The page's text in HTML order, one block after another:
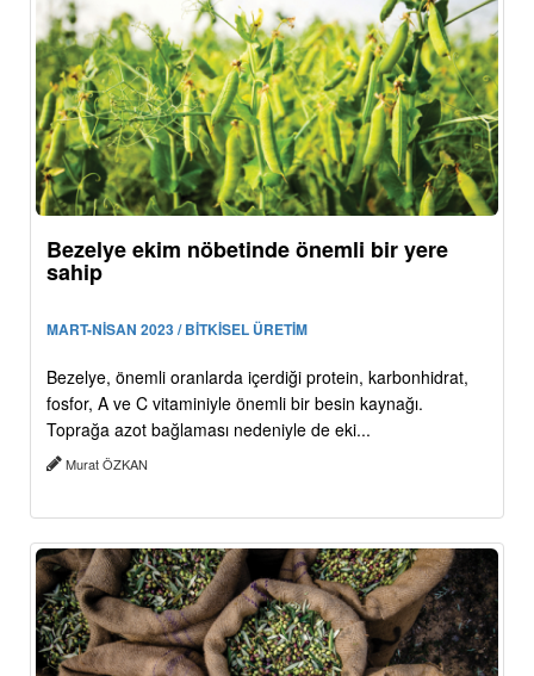
Bezelye ekim nöbetinde önemli bir yere
sahip
MART-NİSAN 2023 / BİTKİSEL ÜRETİM
Bezelye, önemli oranlarda içerdiği protein, karbonhidrat,
fosfor, A ve C vitaminiyle önemli bir besin kaynağı.
Toprağa azot bağlaması nedeniyle de eki...
Murat ÖZKAN